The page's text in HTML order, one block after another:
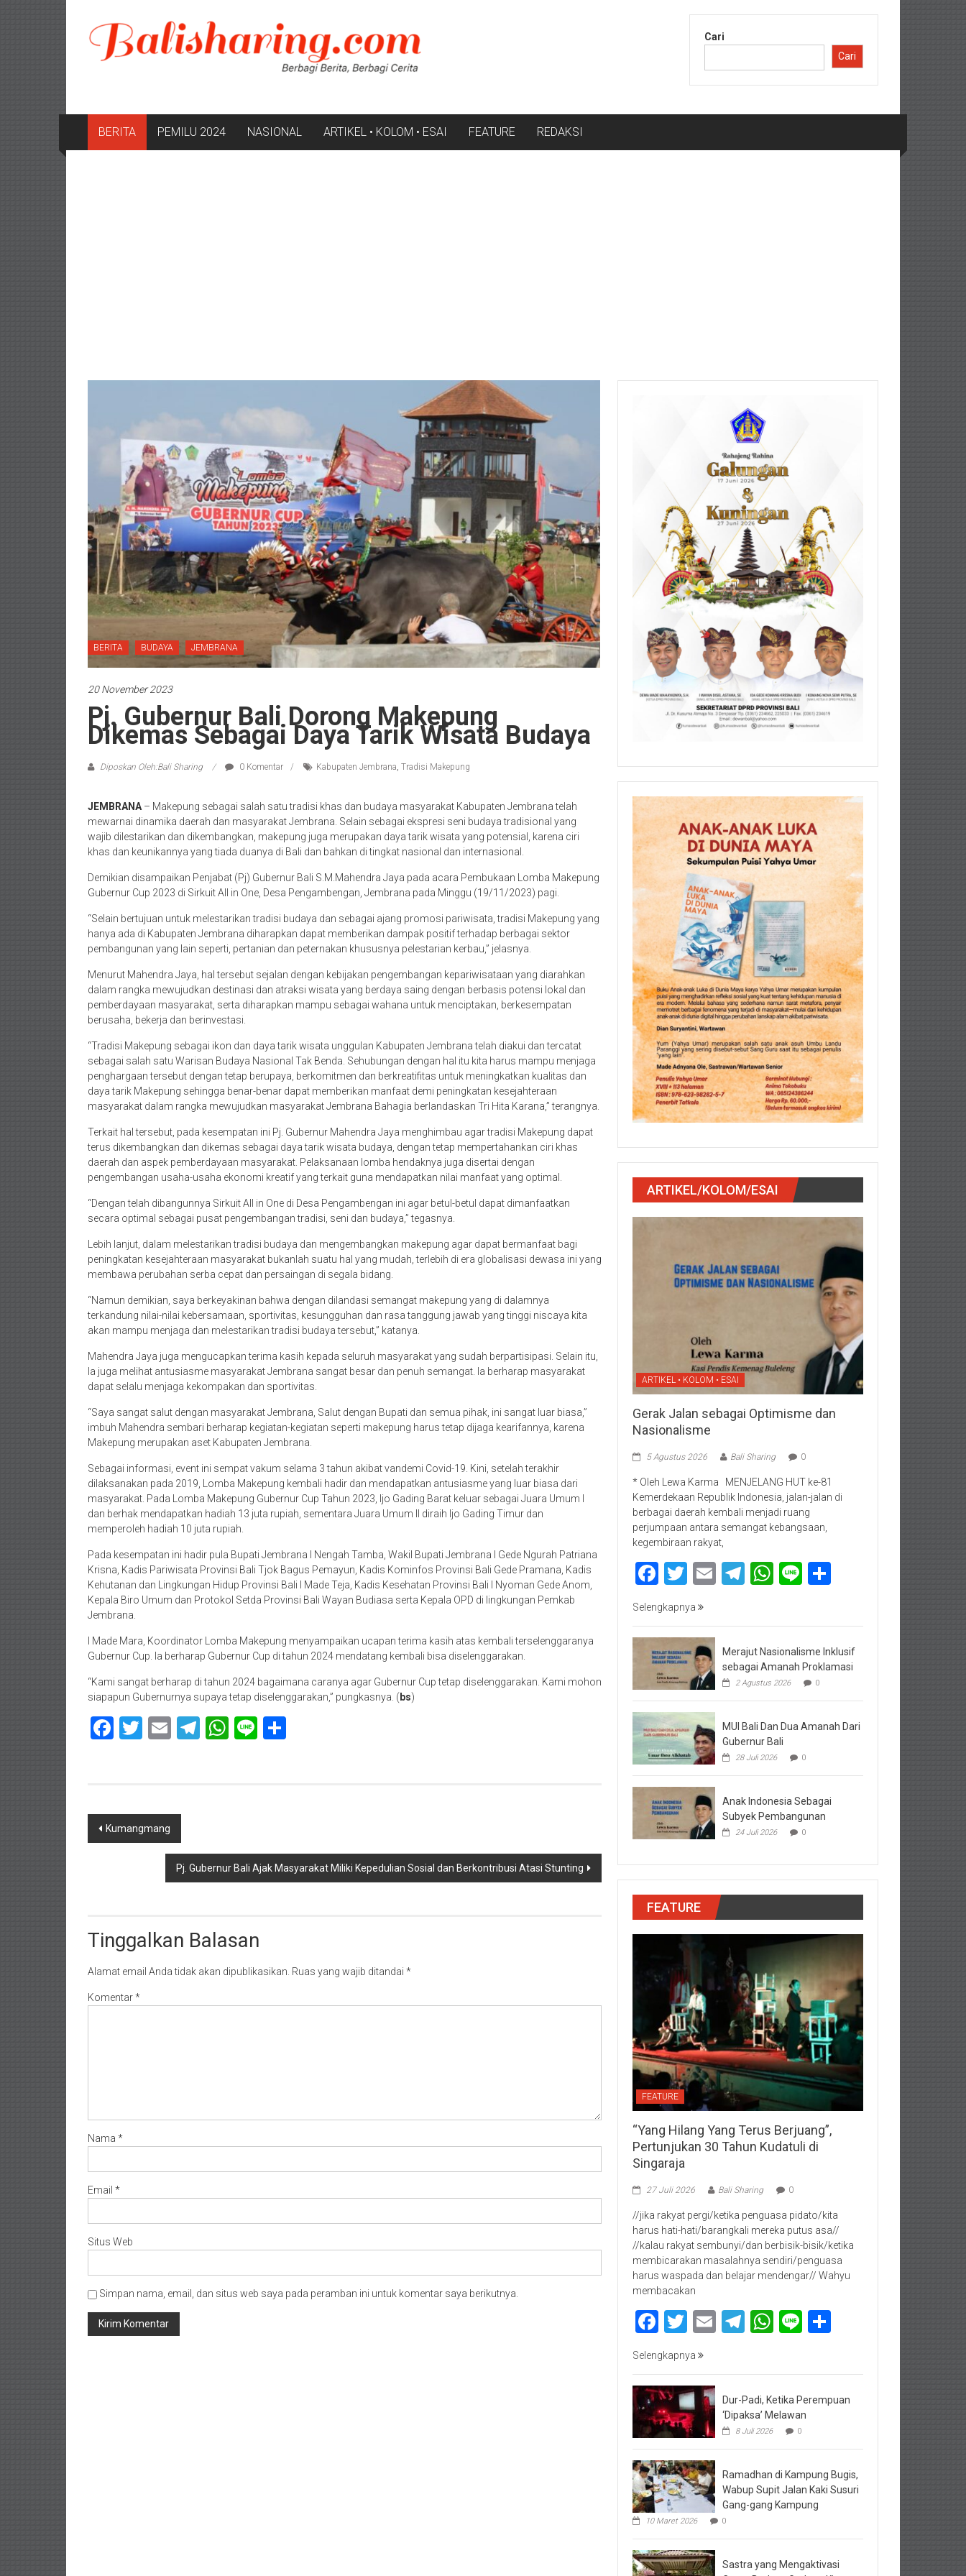
konten
Cari
Cari
BERITA PEMILU 2024 NASIONAL ARTIKEL • KOLOM • ESAI FEATURE REDAKSI
BERITA BUDAYA JEMBRANA
20 November 2023
Pj. Gubernur Bali Dorong Makepung
Dikemas Sebagai Daya Tarik Wisata Budaya
Diposkan Oleh:Bali Sharing 0 Komentar Kabupaten Jembrana, Tradisi Makepung
JEMBRANA – Makepung sebagai salah satu tradisi khas dan budaya masyarakat Kabupaten Jembrana telah
mewarnai dinamika daerah dan masyarakat Jembrana. Selain sebagai ekspresi seni budaya tradisional yang
wajib dilestarikan dan dikembangkan, makepung juga merupakan daya tarik wisata yang potensial, karena ciri
khas dan keunikannya yang tiada duanya di Bali dan bahkan di tingkat nasional dan internasional.
Demikian disampaikan Penjabat (Pj) Gubernur Bali S.M.Mahendra Jaya pada acara Pembukaan Lomba Makepung
Gubernur Cup 2023 di Sirkuit All in One, Desa Pengambengan, Jembrana pada Minggu (19/11/2023) pagi.
“Selain bertujuan untuk melestarikan tradisi budaya dan sebagai ajang promosi pariwisata, tradisi Makepung yang
hanya ada di Kabupaten Jembrana diharapkan dapat memberikan dampak positif terhadap berbagai sektor
pembangunan yang lain seperti, pertanian dan peternakan khususnya pelestarian kerbau,” jelasnya.
Menurut Mahendra Jaya, hal tersebut sejalan dengan kebijakan pengembangan kepariwisataan yang diarahkan
dalam rangka mewujudkan destinasi dan atraksi wisata yang berdaya saing dengan berbasis potensi lokal dan
pemberdayaan masyarakat, serta diharapkan mampu sebagai wahana untuk menciptakan, berkesempatan
berusaha, bekerja dan berinvestasi.
“Tradisi Makepung sebagai ikon dan daya tarik wisata unggulan Kabupaten Jembrana telah diakui dan tercatat
sebagai salah satu Warisan Budaya Nasional Tak Benda. Sehubungan dengan hal itu kita harus mampu menjaga
penghargaan tersebut dengan tetap berupaya, berkomitmen dan berkreatifitas untuk meningkatkan kualitas dan
daya tarik Makepung sehingga benar-benar dapat memberikan manfaat demi peningkatan kesejahteraan
masyarakat dalam rangka mewujudkan masyarakat Jembrana Bahagia berlandaskan Tri Hita Karana,” terangnya.
Terkait hal tersebut, pada kesempatan ini Pj. Gubernur Mahendra Jaya menghimbau agar tradisi Makepung dapat
terus dikembangkan dan dikemas sebagai daya tarik wisata budaya, dengan tetap mempertahankan ciri khas
daerah dan aspek pemberdayaan masyarakat. Pelaksanaan lomba hendaknya juga disertai dengan
pengembangan usaha-usaha ekonomi kreatif yang terkait guna mendapatkan nilai manfaat yang optimal.
“Dengan telah dibangunnya Sirkuit All in One di Desa Pengambengan ini agar betul-betul dapat dimanfaatkan
secara optimal sebagai pusat pengembangan tradisi, seni dan budaya,” tegasnya.
Lebih lanjut, dalam melestarikan tradisi budaya dan mengembangkan makepung agar dapat bermanfaat bagi
peningkatan kesejahteraan masyarakat bukanlah suatu hal yang mudah, terlebih di era globalisasi dewasa ini yang
membawa perubahan serba cepat dan persaingan di segala bidang.
“Namun demikian, saya berkeyakinan bahwa dengan dilandasi semangat makepung yang di dalamnya
terkandung nilai-nilai kebersamaan, sportivitas, kesungguhan dan rasa tanggung jawab yang tinggi niscaya kita
akan mampu menjaga dan melestarikan tradisi budaya tersebut,” katanya.
Mahendra Jaya juga mengucapkan terima kasih kepada seluruh masyarakat yang sudah berpartisipasi. Selain itu,
Ia juga melihat antusiasme masyarakat Jembrana sangat besar dan penuh semangat. Ia berharap masyarakat
dapat selalu menjaga kekompakan dan sportivitas.
“Saya sangat salut dengan masyarakat Jembrana, Salut dengan Bupati dan semua pihak, ini sangat luar biasa,”
imbuh Mahendra sembari berharap kegiatan-kegiatan seperti makepung harus tetap dijaga kearifannya, karena
Makepung merupakan aset Kabupaten Jembrana.
Sebagai informasi, event ini sempat vakum selama 3 tahun akibat vandemi Covid-19. Kini, setelah terakhir
dilaksanakan pada 2019, Lomba Makepung kembali hadir dan mendapatkan antusiasme yang luar biasa dari
masyarakat. Pada Lomba Makepung Gubernur Cup Tahun 2023, Ijo Gading Barat keluar sebagai Juara Umum I
dan berhak mendapatkan hadiah 13 juta rupiah, sementara Juara Umum II diraih Ijo Gading Timur dan
memperoleh hadiah 10 juta rupiah.
Pada kesempatan ini hadir pula Bupati Jembrana I Nengah Tamba, Wakil Bupati Jembrana I Gede Ngurah Patriana
Krisna, Kadis Pariwisata Provinsi Bali Tjok Bagus Pemayun, Kadis Kominfos Provinsi Bali Gede Pramana, Kadis
Kehutanan dan Lingkungan Hidup Provinsi Bali I Made Teja, Kadis Kesehatan Provinsi Bali I Nyoman Gede Anom,
Kepala Biro Umum dan Protokol Setda Provinsi Bali Wayan Budiasa serta Kepala OPD di lingkungan Pemkab
Jembrana.
I Made Mara, Koordinator Lomba Makepung menyampaikan ucapan terima kasih atas kembali terselenggaranya
Gubernur Cup. Ia berharap Gubernur Cup di tahun 2024 mendatang kembali bisa diselenggarakan.
“Kami sangat berharap di tahun 2024 bagaimana caranya agar Gubernur Cup tetap diselenggarakan. Kami mohon
siapapun Gubernurnya supaya tetap diselenggarakan,” pungkasnya. ( bs)
Facebook
Twitter
EmailTelegram
WhatsApp
Line
Navigasi
Kumangmang
Pj. Gubernur Bali Ajak Masyarakat Miliki Kepedulian Sosial dan Berkontribusi Atasi Stunting
Tinggalkan Balasan
Alamat email Anda tidak akan dipublikasikan. Ruas yang wajib ditandai *
Komentar*
Nama *
Email *
Situs Web
Simpan nama, email, dan situs web saya pada peramban ini untuk komentar saya berikutnya.
ARTIKEL/KOLOM/ESAI
ARTIKEL • KOLOM • ESAI
Gerak Jalan sebagai Optimisme dan
Nasionalisme
5 Agustus 2026 Bali Sharing 0
* Oleh Lewa Karma MENJELANG HUT ke-81
Kemerdekaan Republik Indonesia, jalan-jalan di
berbagai daerah kembali menjadi ruang
perjumpaan antara semangat kebangsaan,
kegembiraan rakyat,
Facebook
Twitter
EmailTelegram
WhatsApp
Line
Selengkapnya
Merajut Nasionalisme Inklusif
sebagai Amanah Proklamasi
2 Agustus 2026 0
MUI Bali Dan Dua Amanah Dari
Gubernur Bali
28 Juli 2026 0
Anak Indonesia Sebagai
Subyek Pembangunan
24 Juli 2026 0
FEATURE
FEATURE
“Yang Hilang Yang Terus Berjuang”,
Pertunjukan 30 Tahun Kudatuli di
Singaraja
27 Juli 2026 Bali Sharing 0
//jika rakyat pergi/ketika penguasa pidato/kita
harus hati-hati/barangkali mereka putus asa//
//kalau rakyat sembunyi/dan berbisik-bisik/ketika
membicarakan masalahnya sendiri/penguasa
harus waspada dan belajar mendengar// Wahyu
membacakan
Facebook
Twitter
EmailTelegram
WhatsApp
Line
Selengkapnya
Dur-Padi, Ketika Perempuan
‘Dipaksa’ Melawan
8 Juli 2026 0
Ramadhan di Kampung Bugis,
Wabup Supit Jalan Kaki Susuri
Gang-gang Kampung
10 Maret 2026 0
Sastra yang Mengaktivasi